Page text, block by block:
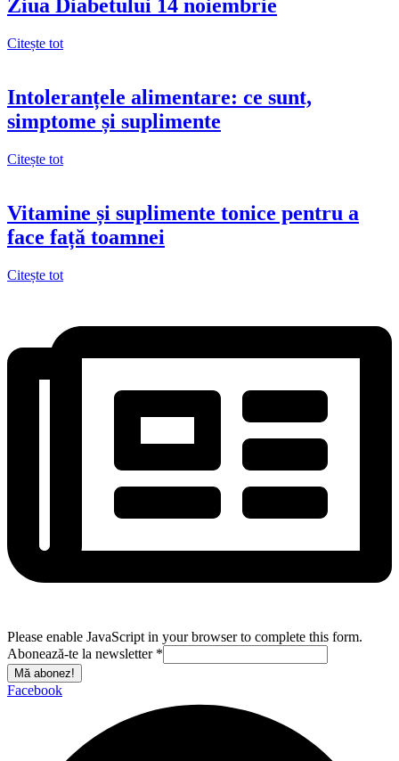
Ziua Diabetului 14 noiembrie
Citește tot
Intoleranțele alimentare: ce sunt,
simptome și suplimente
Citește tot
Vitamine și suplimente tonice pentru a
face față toamnei
Citește tot
Please enable JavaScript in your browser to complete this form.
Abonează-te la newsletter *
Mă abonez!
Facebook